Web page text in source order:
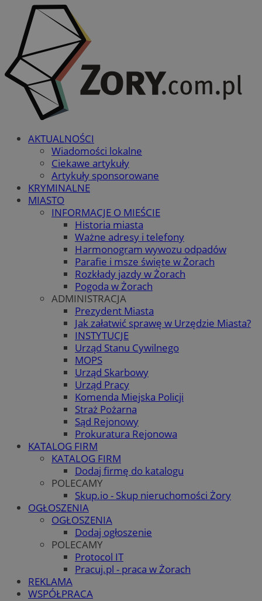
AKTUALNOŚCI
Wiadomości lokalne
Ciekawe artykuły
Artykuły sponsorowane
KRYMINALNE
MIASTO
INFORMACJE O MIEŚCIE
Historia miasta
Ważne adresy i telefony
Harmonogram wywozu odpadów
Parafie i msze święte w Żorach
Rozkłady jazdy w Żorach
Pogoda w Żorach
ADMINISTRACJA
Prezydent Miasta
Jak załatwić sprawę w Urzędzie Miasta?
INSTYTUCJE
Urząd Stanu Cywilnego
MOPS
Urząd Skarbowy
Urząd Pracy
Komenda Miejska Policji
Straż Pożarna
Sąd Rejonowy
Prokuratura Rejonowa
KATALOG FIRM
KATALOG FIRM
Dodaj firmę do katalogu
POLECAMY
Skup.io - Skup nieruchomości Żory
OGŁOSZENIA
OGŁOSZENIA
Dodaj ogłoszenie
POLECAMY
Protocol IT
Pracuj.pl - praca w Żorach
REKLAMA
WSPÓŁPRACA